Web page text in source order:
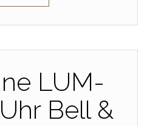
LUM-
Bell &